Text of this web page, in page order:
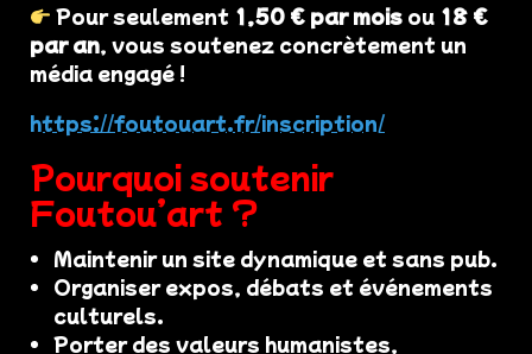
Pour seulement 1,50 € par mois ou 18 €
par an, vous soutenez concrètement un
média engagé !
https://foutouart.fr/inscription/
Pourquoi soutenir
Foutou’art ?
Maintenir un site dynamique et sans pub.
Organiser expos, débats et événements
culturels.
Porter des valeurs humanistes,